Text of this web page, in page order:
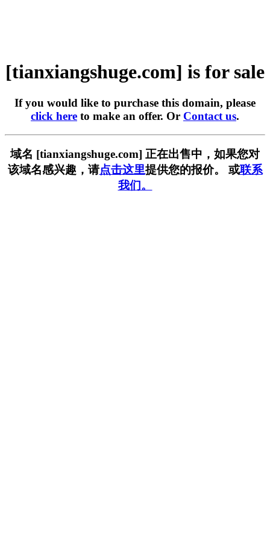
[tianxiangshuge.com] is for sale
If you would like to purchase this domain, please
click here to make an offer. Or Contact us.
域名 [tianxiangshuge.com] 正在出售中，如果您对
该域名感兴趣，请点击这里提供您的报价。 或联系
我们。